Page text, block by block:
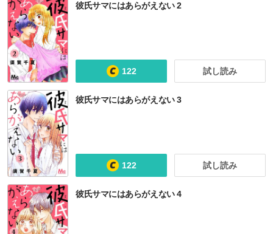
彼氏サマにはあらがえない 2
122 試し読み
彼氏サマにはあらがえない 3
122 試し読み
彼氏サマにはあらがえない 4